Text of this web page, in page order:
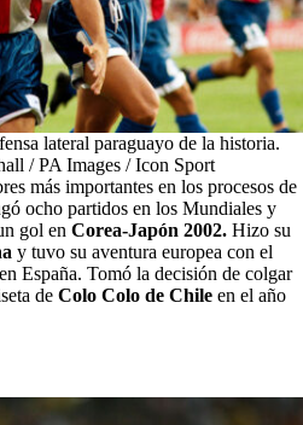
lateral paraguayo de la historia.
/ PA Images / Icon Sport
más importantes en los procesos de
ocho partidos en los Mundiales y
gol en Corea-Japón 2002. Hizo su
y tuvo su aventura europea con el
en España. Tomó la decisión de colgar
de Colo Colo de Chile en el año